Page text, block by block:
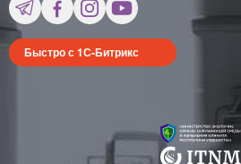
Быстро с 1С-Битрикс